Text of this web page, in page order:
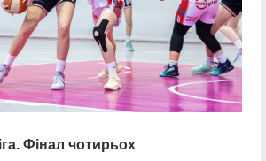
Фінал чотирьох